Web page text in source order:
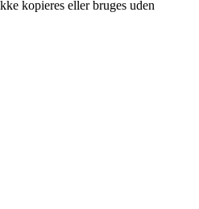
kopieres eller bruges uden